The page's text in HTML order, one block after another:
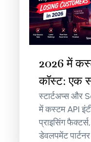
2026 में
कॉस्ट: एक
स्टार्टअप्स और
में कस्टम API
प्राइसिंग
डेवलपमेंट